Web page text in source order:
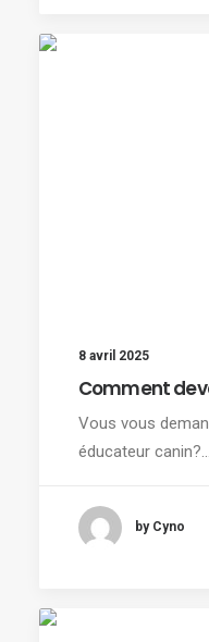
8 avril 2025
Comment
Vous vous
éducateur canin?…
by Cyno